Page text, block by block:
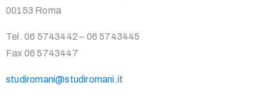
00153 Roma
Tel. 06 5743442 – 06 5743445
Fax 06 5743447
studiromani@studiromani.it